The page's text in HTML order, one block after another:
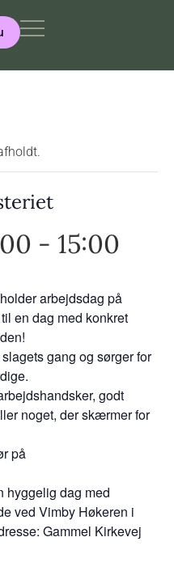
- 15:00
arbejdsdag på
en dag med konkret
gang og sørger for
godt
noget, der skærmer for
på
hyggelig dag med
ved Vimby Høkeren i
Gammel Kirkevej